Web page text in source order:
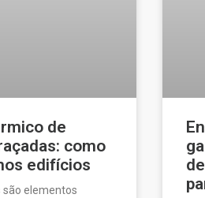
de
como
edifícios
são elementos